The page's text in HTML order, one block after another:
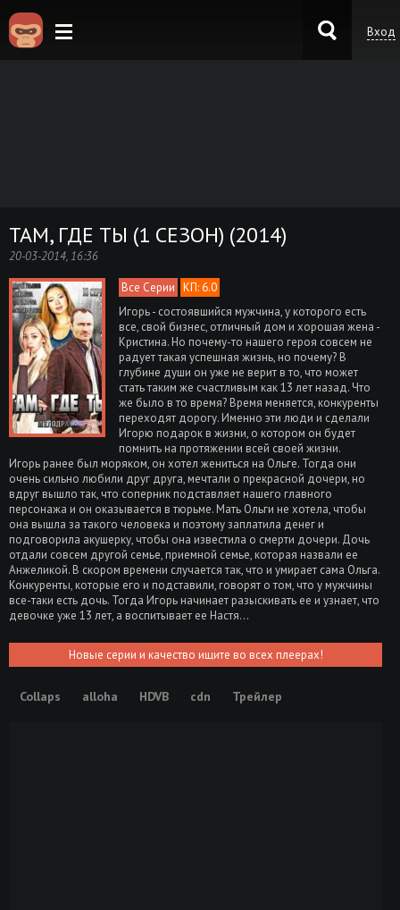
Вход
ТАМ, ГДЕ ТЫ (1 СЕЗОН) (2014)
20-03-2014, 16:36
Все Серии КП: 6.0
Игорь - состоявшийся мужчина, у которого есть
все, свой бизнес, отличный дом и хорошая жена -
Кристина. Но почему-то нашего героя совсем не
радует такая успешная жизнь, но почему? В
глубине души он уже не верит в то, что может
стать таким же счастливым как 13 лет назад. Что
же было в то время? Время меняется, конкуренты
переходят дорогу. Именно эти люди и сделали
Игорю подарок в жизни, о котором он будет
помнить на протяжении всей своей жизни.
Игорь ранее был моряком, он хотел жениться на Ольге. Тогда они
очень сильно любили друг друга, мечтали о прекрасной дочери, но
вдруг вышло так, что соперник подставляет нашего главного
персонажа и он оказывается в тюрьме. Мать Ольги не хотела, чтобы
она вышла за такого человека и поэтому заплатила денег и
подговорила акушерку, чтобы она известила о смерти дочери. Дочь
отдали совсем другой семье, приемной семье, которая назвали ее
Анжеликой. В скором времени случается так, что и умирает сама Ольга.
Конкуренты, которые его и подставили, говорят о том, что у мужчины
все-таки есть дочь. Тогда Игорь начинает разыскивать ее и узнает, что
девочке уже 13 лет, а воспитывает ее Настя...
Новые серии и качество ищите во всех плеерах!
Collaps alloha HDVB cdn Трейлер